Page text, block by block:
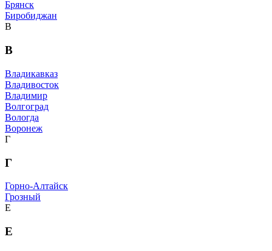
Брянск
Биробиджан
В
В
Владикавказ
Владивосток
Владимир
Волгоград
Вологда
Воронеж
Г
Г
Горно-Алтайск
Грозный
Е
Е